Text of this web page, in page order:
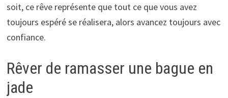
soit, ce rêve représente que tout ce que vous avez
toujours espéré se réalisera, alors avancez toujours avec
confiance.
Rêver de ramasser une bague en
jade